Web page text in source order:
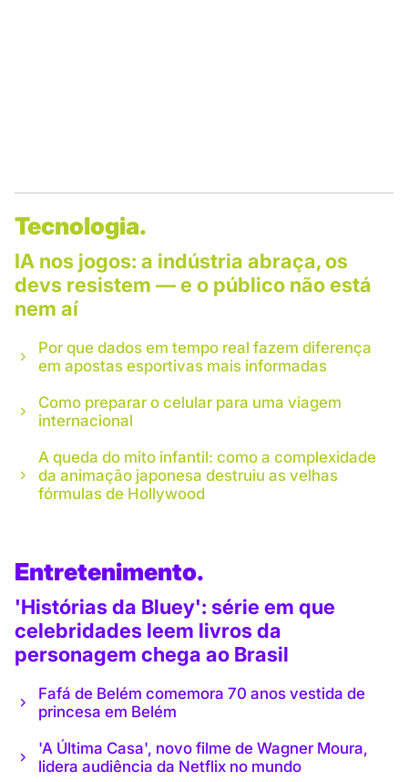
Tecnologia.
IA nos jogos: a indústria abraça, os
devs resistem — e o público não está
nem aí
Por que dados em tempo real fazem diferença
em apostas esportivas mais informadas
Como preparar o celular para uma viagem
internacional
A queda do mito infantil: como a complexidade
da animação japonesa destruiu as velhas
fórmulas de Hollywood
Entretenimento.
'Histórias da Bluey': série em que
celebridades leem livros da
personagem chega ao Brasil
Fafá de Belém comemora 70 anos vestida de
princesa em Belém
'A Última Casa', novo filme de Wagner Moura,
lidera audiência da Netflix no mundo